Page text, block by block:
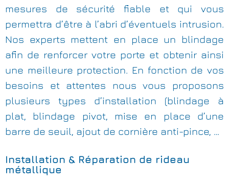
mesures de sécurité fiable et qui vous
permettra d’être à l’abri d’éventuels intrusion.
Nos experts mettent en place un blindage
afin de renforcer votre porte et obtenir ainsi
une meilleure protection. En fonction de vos
besoins et attentes nous vous proposons
plusieurs types d’installation (blindage à
plat, blindage pivot, mise en place d’une
barre de seuil, ajout de cornière anti-pince, …
Installation & Réparation de rideau
métallique